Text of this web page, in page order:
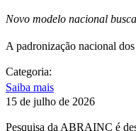
Novo modelo nacional
A padronização nacional
Categoria:
Saiba mais
15 de julho de 2026
Pesquisa da ABRAINC é